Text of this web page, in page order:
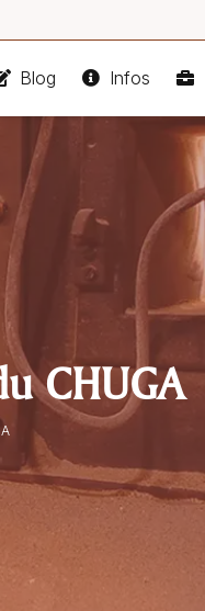
Blog Infos
CHUGA